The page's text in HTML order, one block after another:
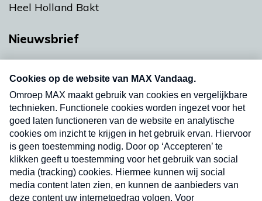
Heel Holland Bakt
Nieuwsbrief
nieuwsbrief. Elke vrijdag- en dinsdagochtend in
uw mailbox.
Verzend